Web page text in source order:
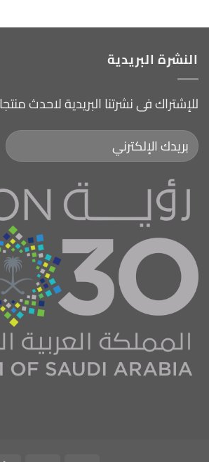
النشرة البريدية
للإشتراك فى نشرتنا البريدية لاحدث